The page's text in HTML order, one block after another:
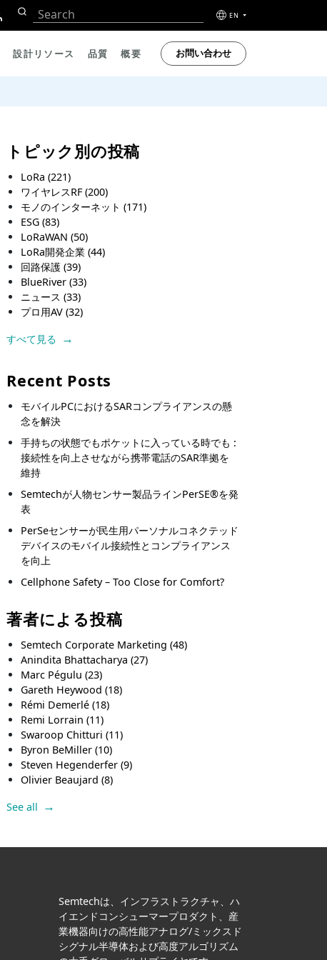
EN
設計リソース 品質 概要 お問い合わせ
トピック別の投稿
LoRa(221)
ワイヤレスRF(200)
モノのインターネット(171)
ESG(83)
LoRaWAN(50)
LoRa開発企業(44)
回路保護(39)
BlueRiver(33)
ニュース(33)
プロ用AV(32)
すべて見る
Recent Posts
モバイルPCにおけるSARコンプライアンスの懸
念を解決
手持ちの状態でもポケットに入っている時でも :
接続性を向上させながら携帯電話のSAR準拠を
維持
Semtechが人物センサー製品ラインPerSE®を発
表
PerSeセンサーが民生用パーソナルコネクテッド
デバイスのモバイル接続性とコンプライアンス
を向上
Cellphone Safety – Too Close for Comfort?
著者による投稿
Semtech Corporate Marketing(48)
Anindita Bhattacharya(27)
Marc Pégulu(23)
Gareth Heywood(18)
Rémi Demerlé(18)
Remi Lorrain(11)
Swaroop Chitturi(11)
Byron BeMiller(10)
Steven Hegenderfer(9)
Olivier Beaujard(8)
See all
Semtechは、インフラストラクチャ、ハ
イエンドコンシューマープロダクト、産
業機器向けの高性能アナログ/ミックスド
シグナル半導体および高度アルゴリズム